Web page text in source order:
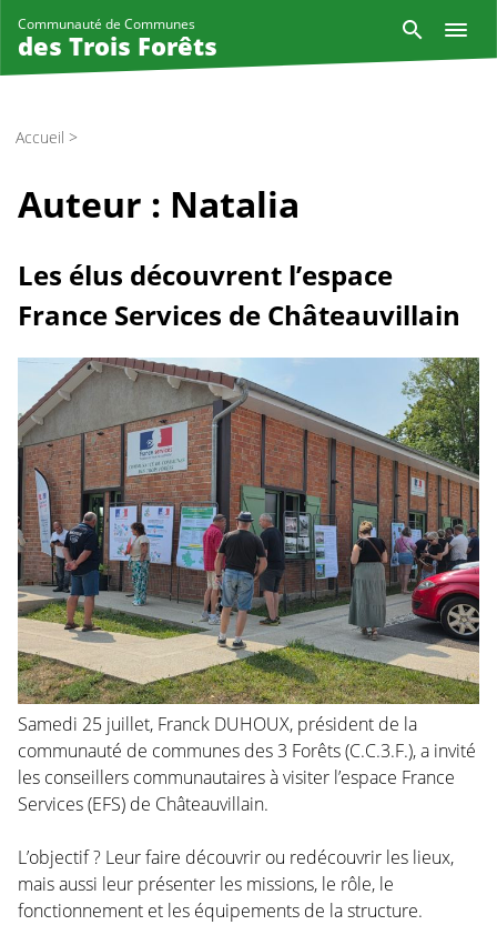
Communauté de Communes
des Trois Forêts
Accueil >
Auteur : Natalia
Les élus découvrent l’espace
France Services de Châteauvillain
Samedi 25 juillet, Franck DUHOUX, président de la
communauté de communes des 3 Forêts (C.C.3.F.), a invité
les conseillers communautaires à visiter l’espace France
Services (EFS) de Châteauvillain.
L’objectif ? Leur faire découvrir ou redécouvrir les lieux,
mais aussi leur présenter les missions, le rôle, le
fonctionnement et les équipements de la structure.